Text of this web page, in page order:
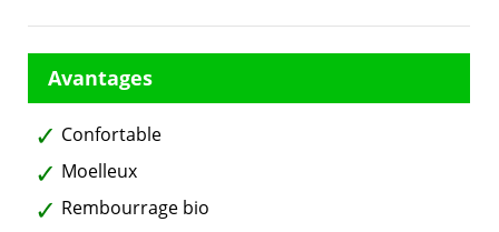
Confortable
Moelleux
Rembourrage bio